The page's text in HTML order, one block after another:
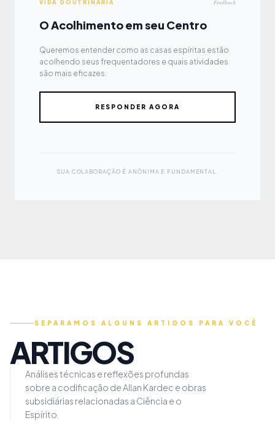
VIDA DOUTRINÁRIA Feedback
O Acolhimento em seu Centro
Queremos entender como as casas espíritas estão
acolhendo seus frequentadores e quais atividades
são mais eficazes.
RESPONDER AGORA
SUA COLABORAÇÃO É ANÔNIMA E FUNDAMENTAL.
SEPARAMOS ALGUNS ARTIGOS PARA VOCÊ
ARTIGOS
Análises técnicas e reflexões profundas
sobre a codificação de Allan Kardec e obras
subsidiárias relacionadas a Ciência e o
Espírito.